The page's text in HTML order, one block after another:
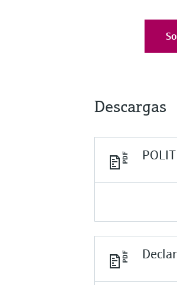
Descargas